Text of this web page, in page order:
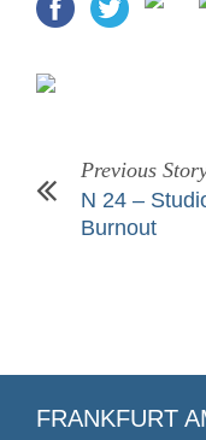
Previous
N 24 –
Burnout
FRANKFURT